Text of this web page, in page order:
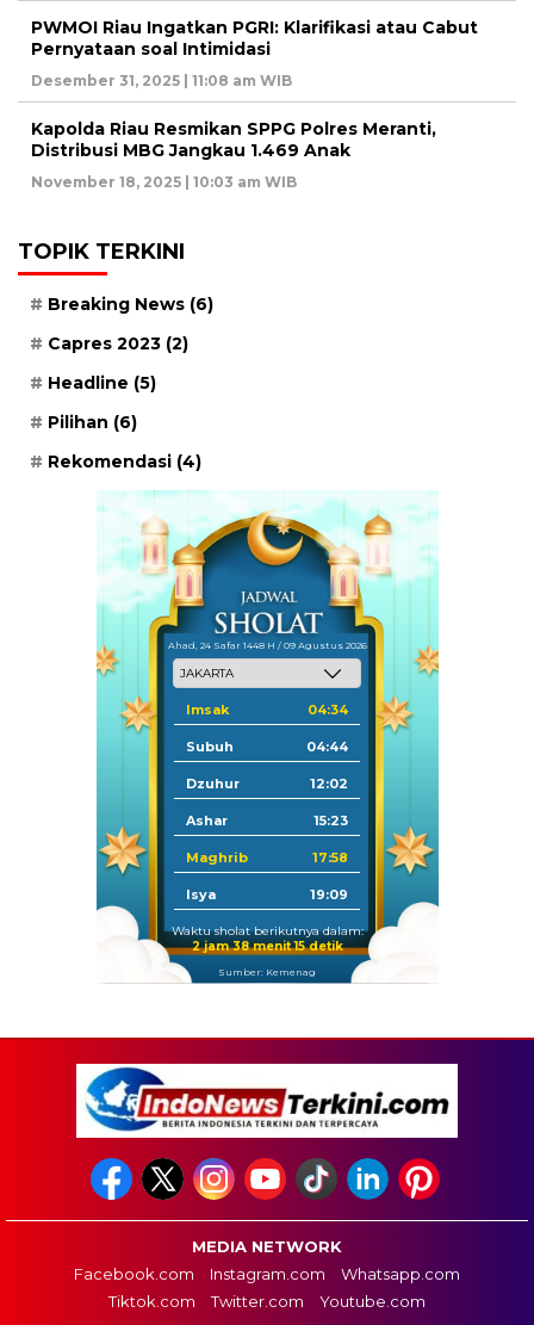
PWMOI Riau Ingatkan PGRI: Klarifikasi atau Cabut
Pernyataan soal Intimidasi
Desember 31, 2025 | 11:08 am WIB
Kapolda Riau Resmikan SPPG Polres Meranti,
Distribusi MBG Jangkau 1.469 Anak
November 18, 2025 | 10:03 am WIB
TOPIK TERKINI
Breaking News (6)
Capres 2023 (2)
Headline (5)
Pilihan (6)
Rekomendasi (4)
Ahad, 24 Safar 1448 H / 09 Agustus 2026
Imsak 04:34
Subuh 04:44
Dzuhur 12:02
Ashar 15:23
Maghrib 17:58
Isya 19:09
Waktu sholat berikutnya dalam:
2 jam 38 menit 14 detik
Sumber: Kemenag
MEDIA NETWORK
Facebook.com
Instagram.com
Whatsapp.com
Tiktok.com
Twitter.com Youtube.com